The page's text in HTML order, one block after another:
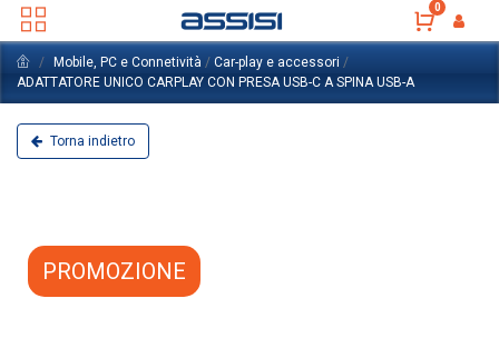
0
Mobile, PC e Connetività / Car-play e accessori /
ADATTATORE UNICO CARPLAY CON PRESA USB-C A SPINA USB-A
Torna indietro
PROMOZIONE